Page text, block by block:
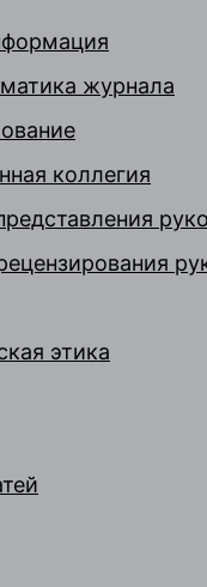
журнала
коллегия
этика